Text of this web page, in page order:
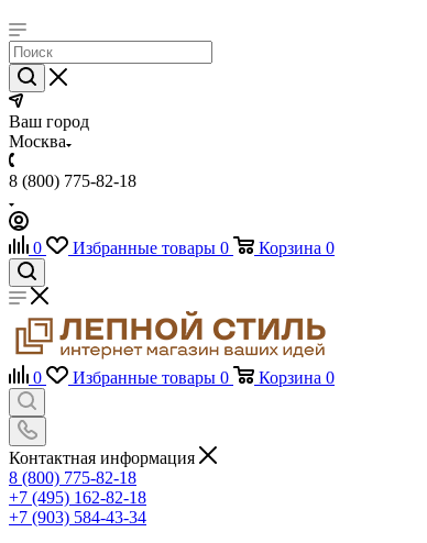
Ваш город
Москва
8 (800) 775-82-18
0 Избранные товары 0 Корзина 0
0 Избранные товары 0 Корзина 0
Контактная информация
8 (800) 775-82-18
+7 (495) 162-82-18
+7 (903) 584-43-34